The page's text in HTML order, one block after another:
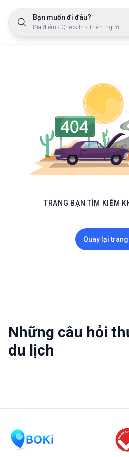
Bạn muốn đi đâu?
Địa điểm • Check In • Thêm người
TRANG BẠN TÌM KIẾM
Quay lại
Những câu hỏi
du lịch